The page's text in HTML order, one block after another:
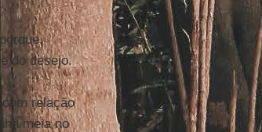
do desejo.
relação
meia no